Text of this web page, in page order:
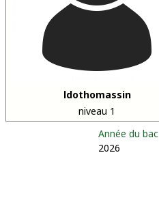
ldothomassin
niveau 1
Année du bac
2026